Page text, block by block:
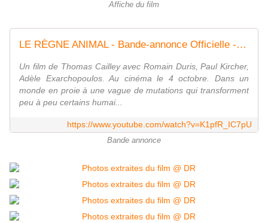
Affiche du film
LE RÈGNE ANIMAL - Bande-annonce Officielle - Romain Duris / Paul Kircher (2023)
Un film de Thomas Cailley avec Romain Duris, Paul Kircher,
Adèle Exarchopoulos. Au cinéma le 4 octobre. Dans un
monde en proie à une vague de mutations qui transforment
peu à peu certains humai...
https://www.youtube.com/watch?v=K1pfR_IC7pU
Bande annonce